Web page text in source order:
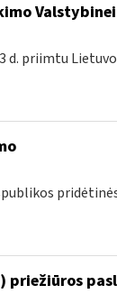
Valstybinei
d. priimtu
priežiūros